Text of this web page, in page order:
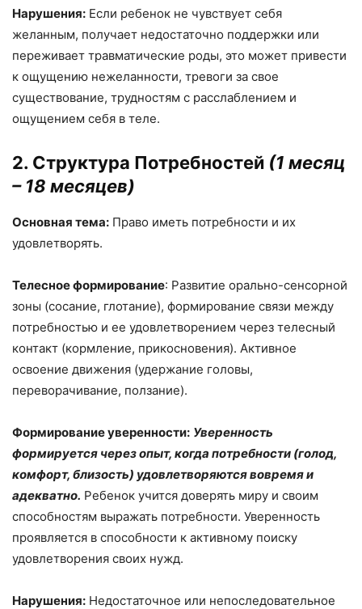
Нарушения: Если ребенок не чувствует себя
желанным, получает недостаточно поддержки или
переживает травматические роды, это может привести
к ощущению нежеланности, тревоги за свое
существование, трудностям с расслаблением и
ощущением себя в теле.
2. Структура Потребностей (1 месяц
– 18 месяцев)
Основная тема: Право иметь потребности и их
удовлетворять.
Телесное формирование: Развитие орально-сенсорной
зоны (сосание, глотание), формирование связи между
потребностью и ее удовлетворением через телесный
контакт (кормление, прикосновения). Активное
освоение движения (удержание головы,
переворачивание, ползание).
Формирование уверенности: Уверенность
формируется через опыт, когда потребности (голод,
комфорт, близость) удовлетворяются вовремя и
адекватно. Ребенок учится доверять миру и своим
способностям выражать потребности. Уверенность
проявляется в способности к активному поиску
удовлетворения своих нужд.
Нарушения: Недостаточное или непоследовательное